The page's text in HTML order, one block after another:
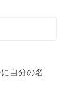
自分の名